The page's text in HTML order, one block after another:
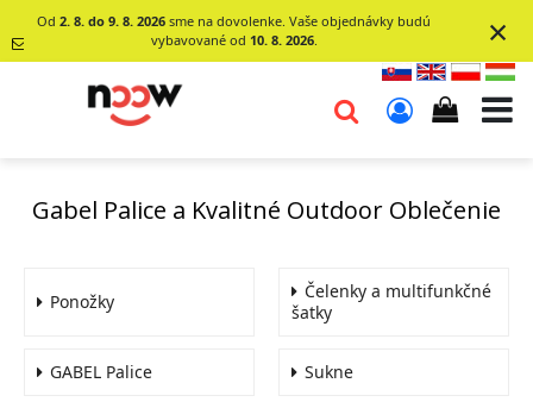
Od2. 8. do 9. 8. 2026 sme na dovolenke. Vaše objednávky budú
vybavované od 10. 8. 2026. ×
Gabel Palice a Kvalitné Outdoor Oblečenie
Ponožky
Čelenky a multifunkčné
šatky
GABEL Palice Sukne